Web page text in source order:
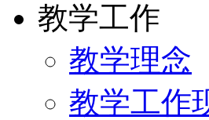
教学工作
教学理念
教学工作